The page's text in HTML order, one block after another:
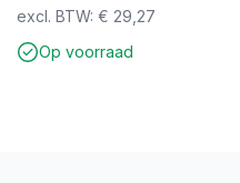
ervaar zelf het verschil!
excl. BTW: € 29,27
Op voorraad